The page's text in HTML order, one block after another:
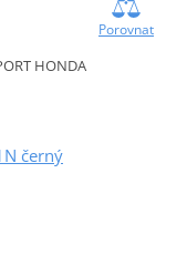
Porovnat
HONDA
černý